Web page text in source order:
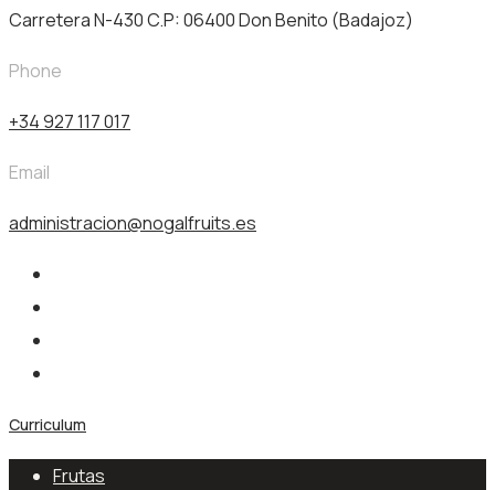
Carretera N-430 C.P: 06400 Don Benito (Badajoz)
Phone
+34 927 117 017
Email
administracion@nogalfruits.es
Curriculum
Frutas